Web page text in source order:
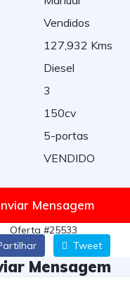
Vendidos
127,932 Kms
Diesel
3
150cv
5-portas
VENDIDO
Mensagem
Oferta #25533
Tweet
Mensagem